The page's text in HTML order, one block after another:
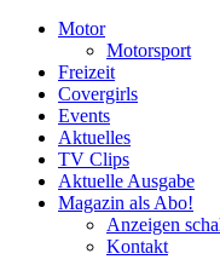
Motor
Motorsport
Freizeit
Covergirls
Events
Aktuelles
TV Clips
Aktuelle Ausgabe
Magazin als Abo!
Anzeigen
Kontakt